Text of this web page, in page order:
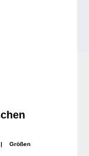
| Größen